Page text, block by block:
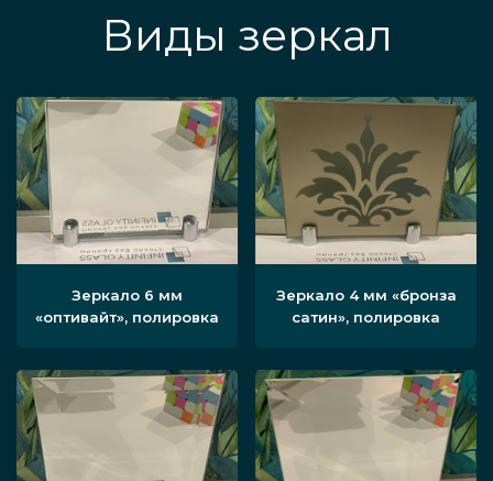
Виды зеркал
Зеркало 6 мм
«оптивайт», полировка
Зеркало 4 мм «бронза
сатин», полировка